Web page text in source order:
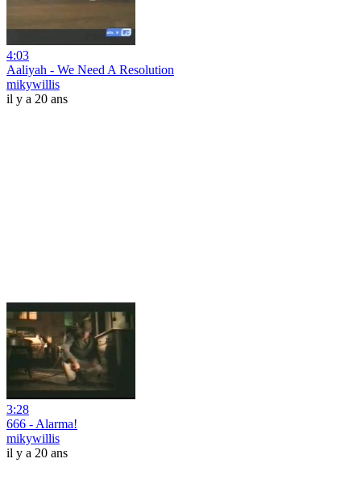
4:03
Aaliyah - We Need A Resolution
mikywillis
il y a 20 ans
3:28
666 - Alarma!
mikywillis
il y a 20 ans